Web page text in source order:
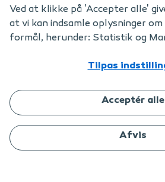
Forhandlere og partnere
Nyhedsbreve – tilmelding
Ved at klikke på 'Accepter alle'
at vi kan indsamle oplysninger
formål, herunder: Statistik og
Tilpas
Acceptér alle
Afvis